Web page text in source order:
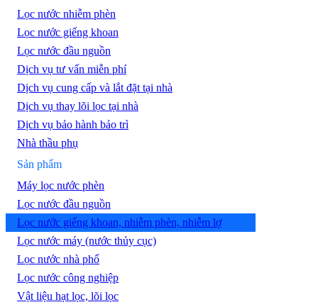
Lọc nước nhiễm phèn
Lọc nước giếng khoan
Lọc nước đầu nguồn
Dịch vụ tư vấn miễn phí
Dịch vụ cung cấp và lắt đặt tại nhà
Dịch vụ thay lõi lọc tại nhà
Dịch vụ bảo hành bảo trì
Nhà thầu phụ
Sản phẩm
Máy lọc nước phèn
Lọc nước đầu nguồn
Lọc nước giếng khoan, nhiễm phèn, nhiễm lợ
Lọc nước máy (nước thủy cục)
Lọc nước nhà phố
Lọc nước công nghiệp
Vật liệu hạt lọc, lõi lọc